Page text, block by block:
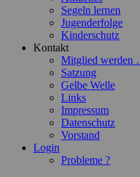
Segeln lernen
Jugenderfolge
Kinderschutz
Kontakt
Mitglied werden
Satzung
Gelbe Welle
Links
Impressum
Datenschutz
Vorstand
Login
Probleme ?